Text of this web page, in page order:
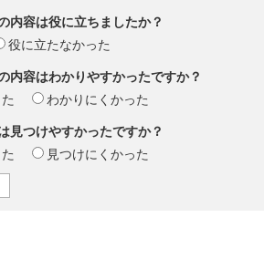
内容は役に立ちましたか？
役に立たなかった
内容はわかりやすかったですか？
わかりにくかった
見つけやすかったですか？
見つけにくかった